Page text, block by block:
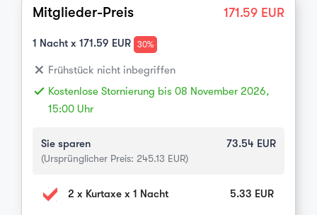
Mitglieder-Preis 171.59EUR
1 Nacht x 171.59 EUR 30%
close Frühstück nicht inbegriffen
done Kostenlose Stornierung bis 08 November 2026,
15:00 Uhr
Sie sparen 73.54 EUR
(Ursprünglicher Preis: 245.13 EUR)
2 x Kurtaxe x 1 Nacht 5.33 EUR